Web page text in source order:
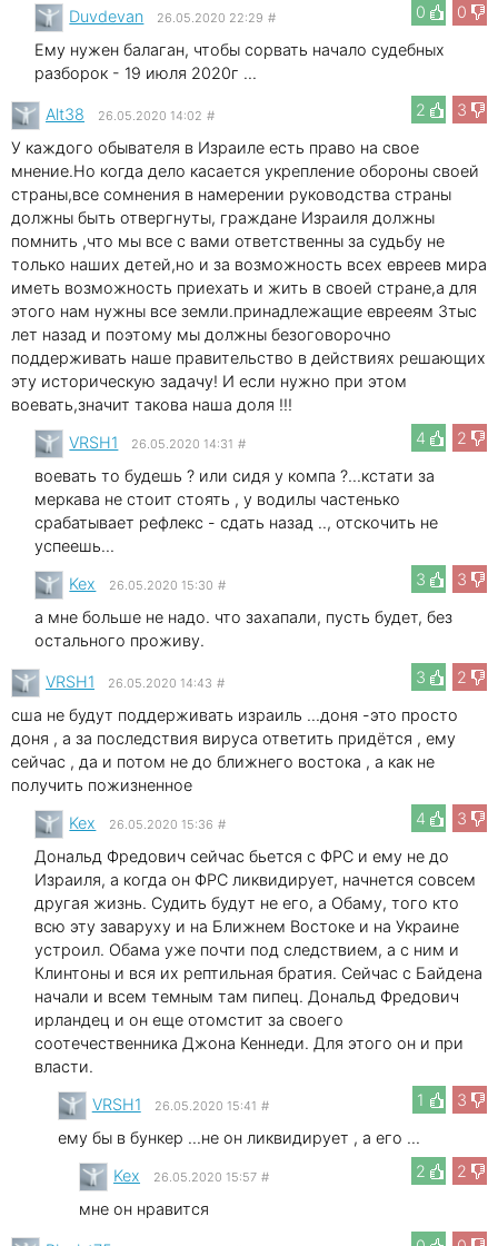
0
0
Duvdevan 26.05.2020 22:29 #
Ему нужен балаган, чтобы сорвать начало судебных
разборок - 19 июля 2020г ...
2
3
Alt38 26.05.2020 14:02 #
У каждого обывателя в Израиле есть право на свое
мнение.Но когда дело касается укрепление обороны своей
страны,все сомнения в намерении руководства страны
должны быть отвергнуты, граждане Израиля должны
помнить ,что мы все с вами ответственны за судьбу не
только наших детей,но и за возможность всех евреев мира
иметь возможность приехать и жить в своей стране,а для
этого нам нужны все земли.принадлежащие еврееям 3тыс
лет назад и поэтому мы должны безоговорочно
поддерживать наше правительство в действиях решающих
эту историческую задачу! И если нужно при этом
воевать,значит такова наша доля !!!
4
2
VRSH1 26.05.2020 14:31 #
воевать то будешь ? или сидя у компа ?...кстати за
меркава не стоит стоять , у водилы частенько
срабатывает рефлекс - сдать назад .., отскочить не
успеешь...
3
3
Kex 26.05.2020 15:30 #
а мне больше не надо. что захапали, пусть будет, без
остального проживу.
3
2
VRSH1 26.05.2020 14:43 #
сша не будут поддерживать израиль ...доня -это просто
доня , а за последствия вируса ответить придётся , ему
сейчас , да и потом не до ближнего востока , а как не
получить пожизненное
4
3
Kex 26.05.2020 15:36 #
Дональд Фредович сейчас бьется с ФРС и ему не до
Израиля, а когда он ФРС ликвидирует, начнется совсем
другая жизнь. Судить будут не его, а Обаму, того кто
вcю эту заваруху и на Ближнем Востоке и на Украине
устроил. Обама уже почти под следствием, а с ним и
Клинтоны и вся их рептильная братия. Сейчас с Байдена
начали и всем темным там пипец. Дональд Фредович
ирландец и он еще отомстит за своего
соотечественника Джона Кеннеди. Для этого он и при
власти.
1
3
VRSH1 26.05.2020 15:41 #
ему бы в бункер ...не он ликвидирует , а его ...
2
2
Kex 26.05.2020 15:57 #
мне он нравится